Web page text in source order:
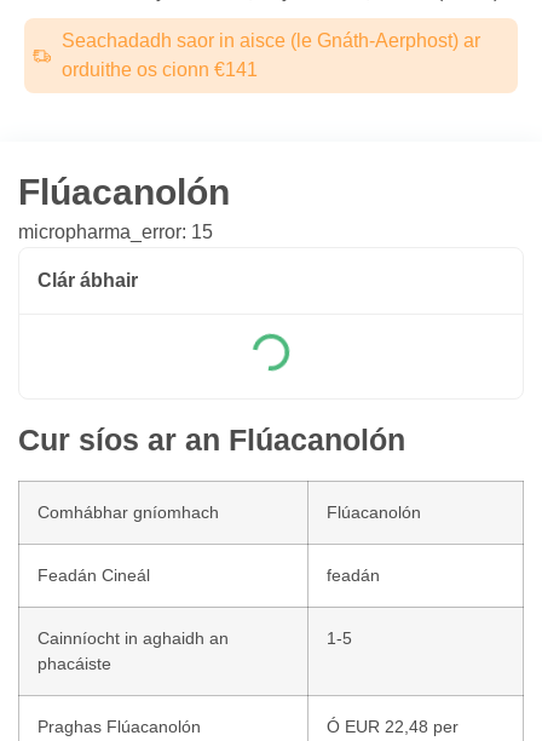
Seachadadh saor in aisce (le Gnáth-Aerphost) ar
orduithe os cionn €141
Flúacanolón
micropharma_error: 15
Clár ábhair
Cur síos ar an Flúacanolón
Comhábhar gníomhach Flúacanolón
Feadán Cineál feadán
Cainníocht in aghaidh an
phacáiste
1-5
Praghas Flúacanolón
Ó EUR 22,48 per